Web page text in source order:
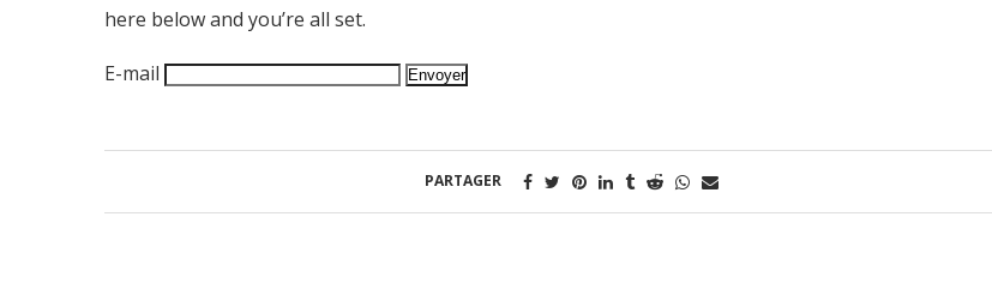
here below and you’re all set.
E-mail
PARTAGER